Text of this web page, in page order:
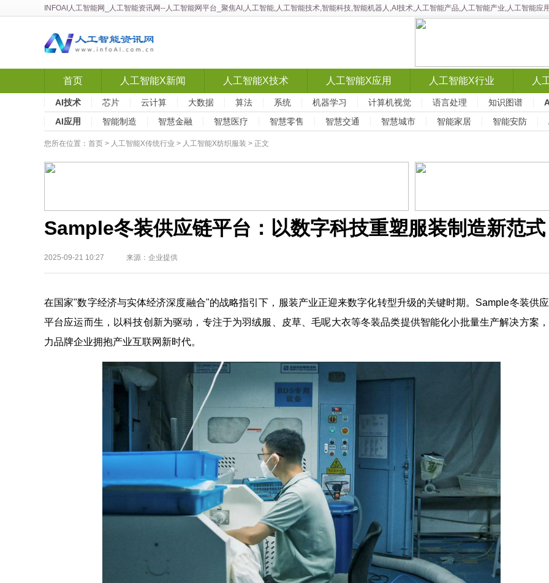
INFOAI人工智能网 人工智能资讯网--人工智能网平台_聚焦AI,人工智能,人工智能技术,智能科技,智能机器人,AI技术,人工智能产品,人工智能产业,人工智能应
首页 人工智能X新闻 人工智能X技术 人工智能X应用 人工智能X行业 人
AI技术 芯片 云计算 大数据 算法 系统 机器学习 计算机视觉 语言处理 知识图谱
AI应用
智能制造 智慧金融 智慧医疗 智慧零售 智慧交通 智慧城市 智能家居 智能安防
您所在位置： 首页 > 人工智能X传统行业 > 人工智能X纺织服装 > 正文
Sample冬装供应链平台：以数字科技重塑服装制造新范式
2025-09-21 10:27 来源：企业提供
在国家"数字经济与实体经济深度融合"的战略指引下，服装产业正迎来数字化转型升级的关键时期。Sample冬装供
平台应运而生，以科技创新为驱动，专注于为羽绒服、皮草、毛呢大衣等冬装品类提供智能化小批量生产解决方案
力品牌企业拥抱产业互联网新时代。